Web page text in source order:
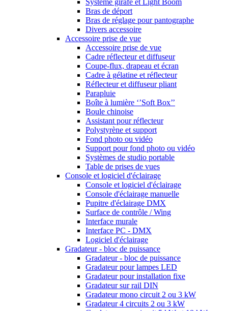
Système girafe et Light Boom
Bras de déport
Bras de réglage pour pantographe
Divers accessoire
Accessoire prise de vue
Accessoire prise de vue
Cadre réflecteur et diffuseur
Coupe-flux, drapeau et écran
Cadre à gélatine et réflecteur
Réflecteur et diffuseur pliant
Parapluie
Boîte à lumière ‘’Soft Box’’
Boule chinoise
Assistant pour réflecteur
Polystyrène et support
Fond photo ou vidéo
Support pour fond photo ou vidéo
Systèmes de studio portable
Table de prises de vues
Console et logiciel d'éclairage
Console et logiciel d'éclairage
Console d'éclairage manuelle
Pupitre d'éclairage DMX
Surface de contrôle / Wing
Interface murale
Interface PC - DMX
Logiciel d'éclairage
Gradateur - bloc de puissance
Gradateur - bloc de puissance
Gradateur pour lampes LED
Gradateur pour installation fixe
Gradateur sur rail DIN
Gradateur mono circuit 2 ou 3 kW
Gradateur 4 circuits 2 ou 3 kW